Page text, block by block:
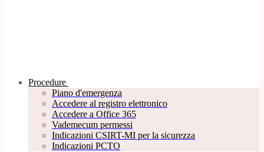
Procedure
Piano d'emergenza
Accedere al registro elettronico
Accedere a Office 365
Vademecum permessi
Indicazioni CSIRT-MI per la sicurezza
Indicazioni PCTO